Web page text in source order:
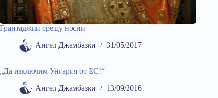
Грантаджии срещу носии
Ангел Джамбазки 31/05/2017
„Да изключим Унгария от ЕС!“
Ангел Джамбазки 13/09/2016